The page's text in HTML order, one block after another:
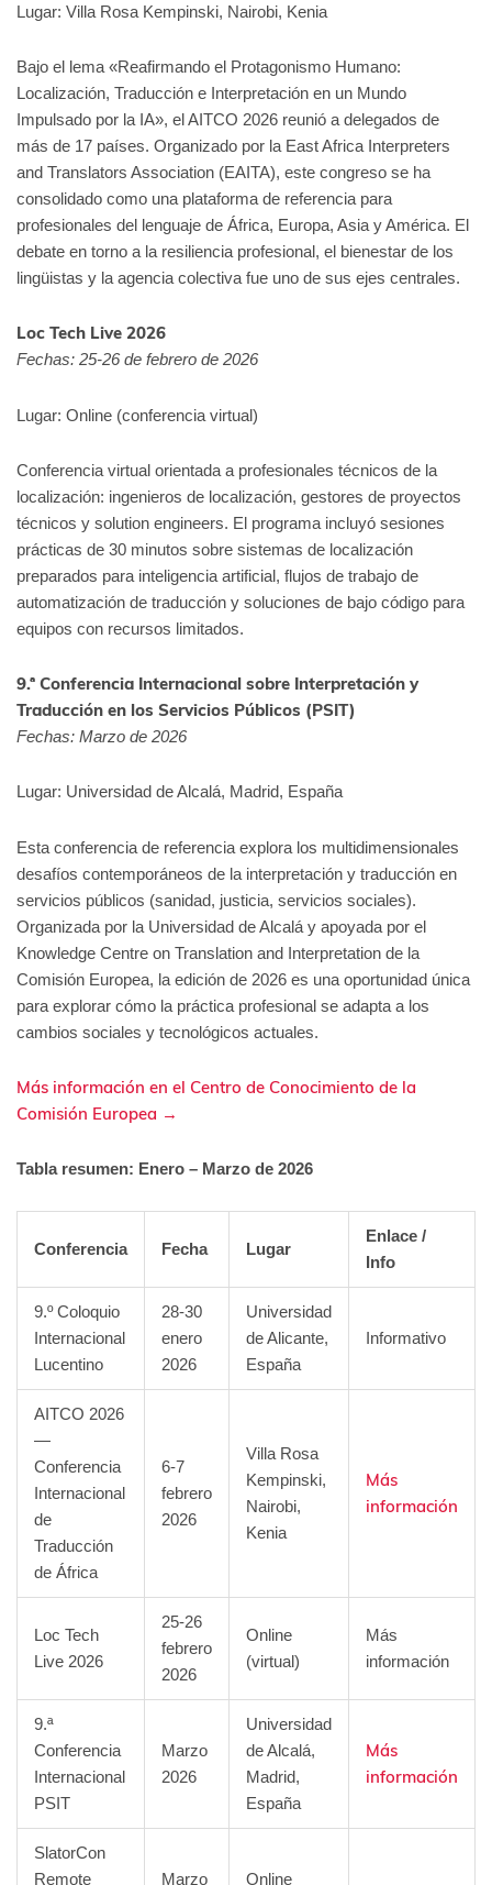
Lugar: Villa Rosa Kempinski, Nairobi, Kenia
Bajo el lema «Reafirmando el Protagonismo Humano:
Localización, Traducción e Interpretación en un Mundo
Impulsado por la IA», el AITCO 2026 reunió a delegados de
más de 17 países. Organizado por la East Africa Interpreters
and Translators Association (EAITA), este congreso se ha
consolidado como una plataforma de referencia para
profesionales del lenguaje de África, Europa, Asia y América. El
debate en torno a la resiliencia profesional, el bienestar de los
lingüistas y la agencia colectiva fue uno de sus ejes centrales.
Loc Tech Live 2026
Fechas: 25-26 de febrero de 2026
Lugar: Online (conferencia virtual)
Conferencia virtual orientada a profesionales técnicos de la
localización: ingenieros de localización, gestores de proyectos
técnicos y solution engineers. El programa incluyó sesiones
prácticas de 30 minutos sobre sistemas de localización
preparados para inteligencia artificial, flujos de trabajo de
automatización de traducción y soluciones de bajo código para
equipos con recursos limitados.
9.ª Conferencia Internacional sobre Interpretación y
Traducción en los Servicios Públicos (PSIT)
Fechas: Marzo de 2026
Lugar: Universidad de Alcalá, Madrid, España
Esta conferencia de referencia explora los multidimensionales
desafíos contemporáneos de la interpretación y traducción en
servicios públicos (sanidad, justicia, servicios sociales).
Organizada por la Universidad de Alcalá y apoyada por el
Knowledge Centre on Translation and Interpretation de la
Comisión Europea, la edición de 2026 es una oportunidad única
para explorar cómo la práctica profesional se adapta a los
cambios sociales y tecnológicos actuales.
Más información en el Centro de Conocimiento de la
Comisión Europea →
Tabla resumen: Enero – Marzo de 2026
Conferencia Fecha Lugar
Enlace /
Info
9.º Coloquio
Internacional
Lucentino
28-30
enero
2026
Universidad
de Alicante,
España
Informativo
AITCO 2026
—
Conferencia
Internacional
de
Traducción
de África
6-7
febrero
2026
Villa Rosa
Kempinski,
Nairobi,
Kenia
Más
información
Loc Tech
Live 2026
25-26
febrero
2026
Online
(virtual)
Más
información
9.ª
Conferencia
Internacional
PSIT
Marzo
2026
Universidad
de Alcalá,
Madrid,
España
Más
información
SlatorCon
Remote
Marzo Online